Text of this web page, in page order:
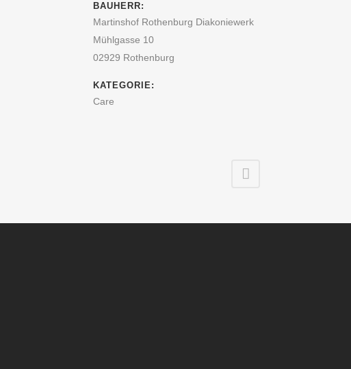
BAUHERR:
Martinshof Rothenburg Diakoniewerk
Mühlgasse 10
02929 Rothenburg
KATEGORIE:
Care